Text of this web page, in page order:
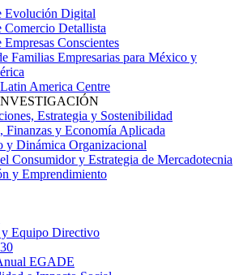
Evolución Digital
Comercio Detallista
Empresas Conscientes
Familias Empresarias para México y
America Centre
Estrategia y Sostenibilidad
Finanzas y Economía Aplicada
y Dinámica Organizacional
Consumidor y Estrategia de Mercadotecnia
y Emprendimiento
y Equipo Directivo
EGADE